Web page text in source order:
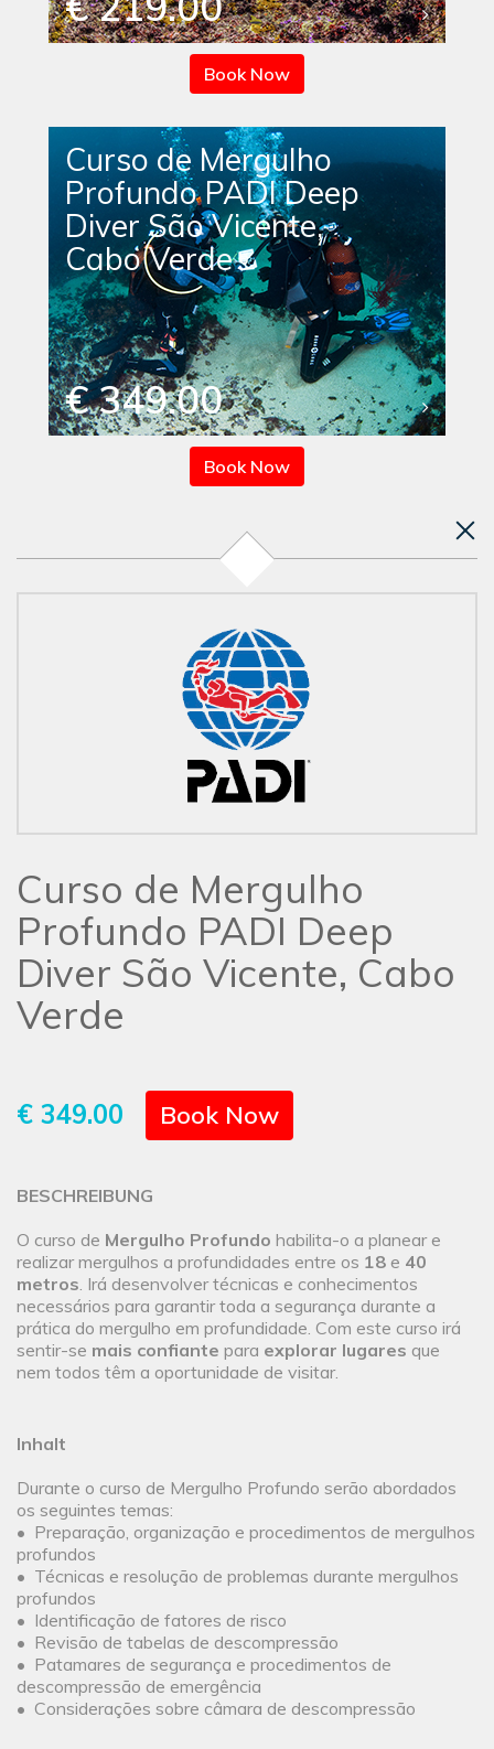
Book Now
Curso de Mergulho
Profundo PADI Deep
Diver São Vicente,
Cabo Verde
€ 349.00
Book Now
Curso de Mergulho
Profundo PADI Deep
Diver São Vicente, Cabo
Verde
€ 349.00 Book Now
BESCHREIBUNG
O curso de Mergulho Profundo habilita-o a planear e
realizar mergulhos a profundidades entre os 18 e 40
metros. Irá desenvolver técnicas e conhecimentos
necessários para garantir toda a segurança durante a
prática do mergulho em profundidade. Com este curso irá
sentir-se mais confiante para explorar lugares que
nem todos têm a oportunidade de visitar.
Inhalt
Durante o curso de Mergulho Profundo serão abordados
os seguintes temas:
• Preparação, organização e procedimentos de mergulhos
profundos
• Técnicas e resolução de problemas durante mergulhos
profundos
• Identificação de fatores de risco
• Revisão de tabelas de descompressão
• Patamares de segurança e procedimentos de
descompressão de emergência
• Considerações sobre câmara de descompressão